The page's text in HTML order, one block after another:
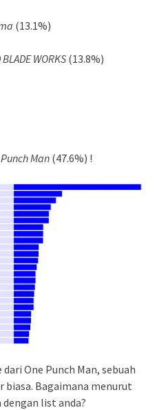
(13.1%)
WORKS (13.8%)
Man(47.6%) !
One Punch Man, sebuah
biasa. Bagaimana menurut
dengan list anda?